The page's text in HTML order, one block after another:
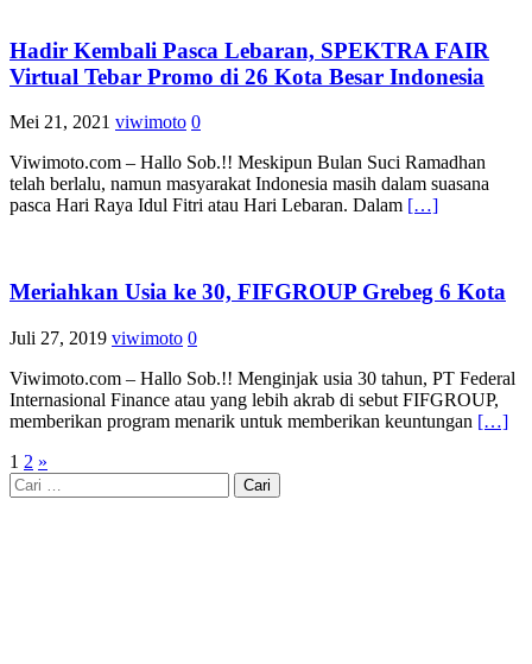
Hadir Kembali Pasca Lebaran, SPEKTRA FAIR
Virtual Tebar Promo di 26 Kota Besar Indonesia
Mei 21, 2021 viwimoto 0
Viwimoto.com – Hallo Sob.!! Meskipun Bulan Suci Ramadhan
telah berlalu, namun masyarakat Indonesia masih dalam suasana
pasca Hari Raya Idul Fitri atau Hari Lebaran. Dalam […]
Meriahkan Usia ke 30, FIFGROUP Grebeg 6 Kota
Juli 27, 2019 viwimoto 0
Viwimoto.com – Hallo Sob.!! Menginjak usia 30 tahun, PT Federal
Internasional Finance atau yang lebih akrab di sebut FIFGROUP,
memberikan program menarik untuk memberikan keuntungan […]
Navigasi
pos
1 2 »
Cari
untuk: